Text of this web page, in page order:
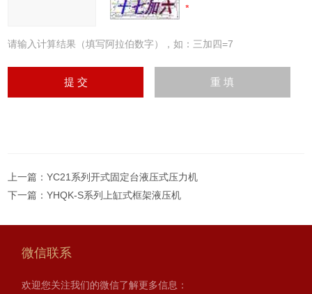
请输入计算结果（填写阿拉伯数字），如：三加四=7
上一篇：YC21系列开式固定台液压式压力机
下一篇：YHQK-S系列上缸式框架液压机
微信联系
欢迎您关注我们的微信了解更多信息：